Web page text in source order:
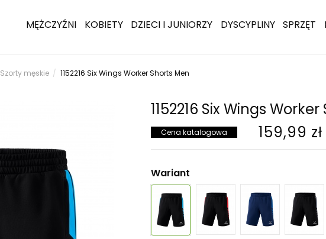
MĘŻCZYŹNI KOBIETY DZIECI I JUNIORZY DYSCYPLINY SPRZĘT
Szorty męskie 1152216 Six Wings Worker Shorts Men
1152216 Six Wings
Cena katalogowa 159,99 zł
Wariant